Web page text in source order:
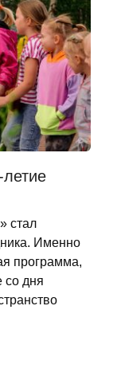
стал
Именно
программа,
со дня